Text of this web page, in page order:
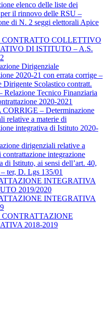
elenco delle liste dei
il rinnovo delle RSU –
di N. 2 seggi elettorali Apice
CONTRATTO COLLETTIVO
DI ISTITUTO – A.S.
Dirigenziale
2020-21 con errata corrige –
Dirigente Scolastico contratt.
Relazione Tecnico Finanziaria
2020-2021
CORRIGE – Determinazione
relative a materie di
integrativa di Istituto 2020-
dirigenziali relative a
contrattazione integrazione
di Istituto, ai sensi dell’art. 40,
ter, D. Lgs 135/01
INTEGRATIVA
2019/2020
INTEGRATIVA
CONTRATTAZIONE
2018-2019